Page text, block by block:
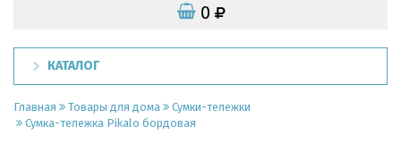
0
КАТАЛОГ
Главная Товары для дома
Сумки-тележки
Сумка-тележка Pikalo бордовая